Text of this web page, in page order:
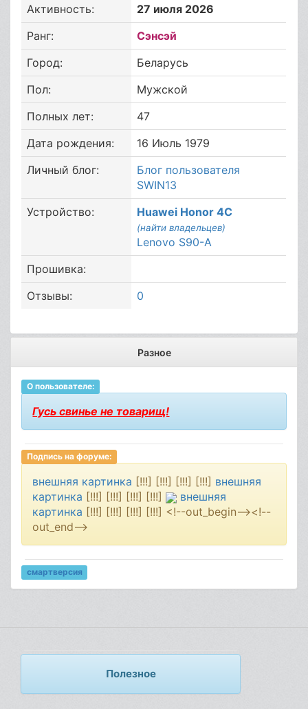
Активность:
27 июля 2026
Ранг:
Сэнсэй
Город:
Беларусь
Пол:
Мужской
Полных лет:
47
Дата рождения:
16 Июль 1979
Личный блог:
Блог пользователя
SWIN13
Устройство:
Huawei Honor 4C
(найти владельцев)
Lenovo S90-A
Прошивка:
Отзывы:
0
Разное
О пользователе:
Гусь свинье не товарищ!
Подпись на форуме:
внешняя картинка [!!!] [!!!] [!!!] [!!!] внешняя
картинка [!!!] [!!!] [!!!] [!!!]
внешняя
картинка [!!!] [!!!] [!!!] [!!!] <!--out_begin--><!--
out_end-->
смартверсия
Полезное